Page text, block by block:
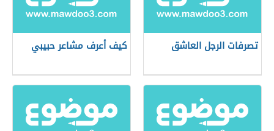
تصرفات الرجل العاشق كيف أعرف مشاعر حبيبي